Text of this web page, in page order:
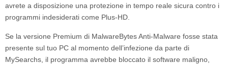
avrete a disposizione una protezione in tempo reale sicura contro i
programmi indesiderati come Plus-HD.
Se la versione Premium di MalwareBytes Anti-Malware fosse stata
presente sul tuo PC al momento dell’infezione da parte di
MySearchs , il programma avrebbe bloccato il software maligno,